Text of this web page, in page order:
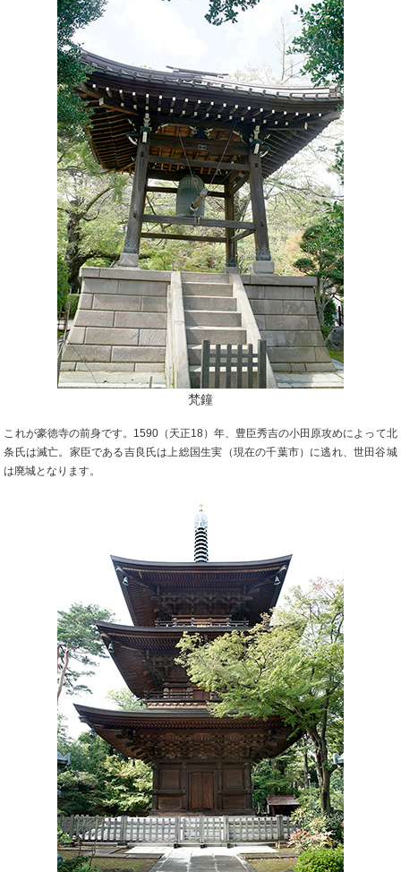
梵鐘
これが豪徳寺の前身です。1590（天正18）年、豊臣秀吉の小田原攻めによって北
条氏は滅亡。家臣である吉良氏は上総国生実（現在の千葉市）に逃れ、世田谷城
は廃城となります。